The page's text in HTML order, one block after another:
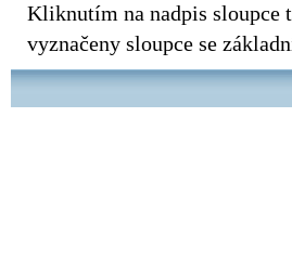
Kliknutím na nadpis sloupce
vyznačeny sloupce se